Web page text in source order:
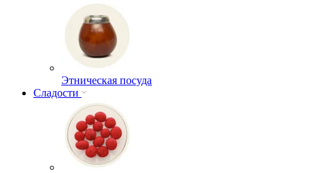
Этническая посуда
Сладости